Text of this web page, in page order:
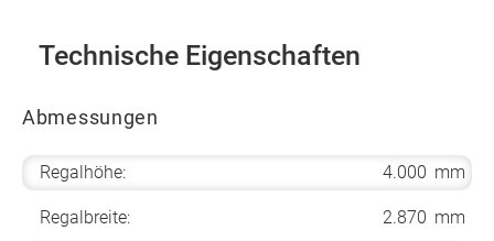
Technische Eigenschaften
Abmessungen
Regalhöhe: 4.000 mm
Regalbreite: 2.870 mm